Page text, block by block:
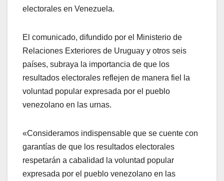
electorales en Venezuela.
El comunicado, difundido por el Ministerio de
Relaciones Exteriores de Uruguay y otros seis
países, subraya la importancia de que los
resultados electorales reflejen de manera fiel la
voluntad popular expresada por el pueblo
venezolano en las urnas.
«Consideramos indispensable que se cuente con
garantías de que los resultados electorales
respetarán a cabalidad la voluntad popular
expresada por el pueblo venezolano en las